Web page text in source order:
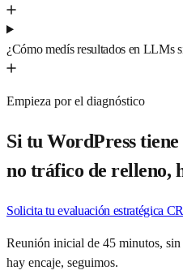
¿Cómo medís resultados en LLMs
Empieza por el diagnóstico
Si tu WordPress
no tráfico de relleno,
Solicita tu evaluación estratégica
Reunión inicial de 45 minutos,
hay encaje, seguimos.